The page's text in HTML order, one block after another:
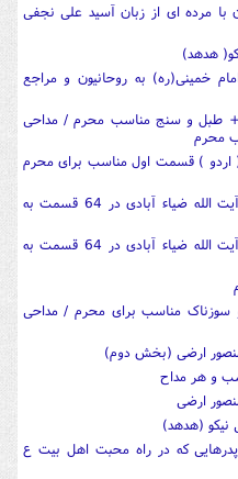
مرده ای از زبان آسید علی نجفی
هدهد)
خمینی(ره) به روحانیون و مراجع
+ طبل و سنج مناسب محرم / مداحی
محرم
( اردو ) قسمت اول مناسب برای محرم
شرح زیارت جامعه کبیره توسط استاد آیت الله ضیاء آبادی در 64 قسمت به
شرح زیارت جامعه کبیره توسط استاد آیت الله ضیاء آبادی در 64 قسمت به
سوزناک مناسب برای محرم / مداحی
ارضی (بخش دوم)
و هر مداح
ارضی
نیکو (هدهد)
که در راه محبت اهل بیت ع